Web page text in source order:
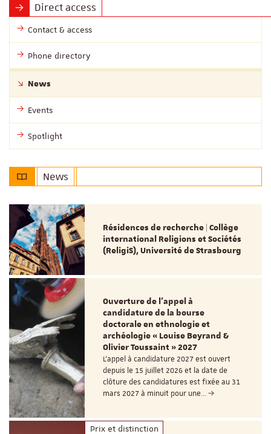
Direct access
Contact & access
Phone directory
News
Events
Spotlight
News
Résidences de recherche | Collège
international Religions et Sociétés
(ReligiS), Université de Strasbourg
Ouverture de l'appel à
candidature de la bourse
doctorale en ethnologie et
archéologie « Louise Beyrand &
Olivier Toussaint » 2027
L’appel à candidature 2027 est ouvert
depuis le 15 juillet 2026 et la date de
clôture des candidatures est fixée au 31
mars 2027 à minuit pour une…
Prix et distinction